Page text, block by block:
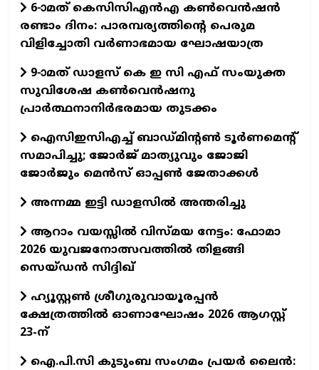
6-ാമത് കെസിസിഎന്‍എ കണ്‍വെന്‍ഷന്‍
രണ്ടാം ദിനം: പാരമ്പര്യത്തിന്റെ പെരുമ
വിളിച്ചോതി വര്‍ണാഭമായ ഘോഷയാത്ര
9-ാമത് ഡാളസ് കെ ഇ സി എഫ് സംയുക്ത
സുവിശേഷ കൺവെൻഷനു
പ്രാർത്ഥനാനിർഭരമായ തുടക്കം
ഐസിഇസിഎച്ച് ബാഡ്മിന്റൺ ടൂർണമെന്റ്
സമാപിച്ചു; ജോർജ് മാത്യുവും ജോജി
ജോർജും മെൻസ് ഓപ്പൺ ജേതാക്കൾ
അന്നമ്മ ഇട്ടി ഡാളസിൽ അന്തരിച്ചു
ആറാം വയസ്സിൽ വിസ്മയ നേട്ടം: ഫോമാ
2026 യുവജനോത്സവത്തിൽ തിളങ്ങി
സെയ്ഡൻ സിദ്ദിഖ്
ഹ്യൂസ്റ്റൺ ശ്രീഗുരുവായൂരപ്പൻ
ക്ഷേത്രത്തിൽ ഓണാഘോഷം 2026 ആഗസ്റ്റ്
23-ന്
ഐ.പി.സി കുടുംബ സംഗമം പ്രയർ ലൈൻ: